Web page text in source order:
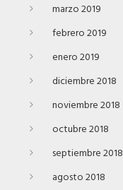
marzo 2019
febrero 2019
enero 2019
diciembre 2018
noviembre 2018
octubre 2018
septiembre 2018
agosto 2018